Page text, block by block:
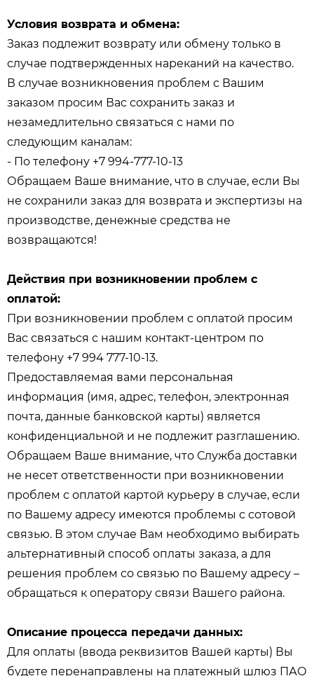
Условия возврата и обмена:
Заказ подлежит возврату или обмену только в
случае подтвержденных нареканий на качество.
В случае возникновения проблем с Вашим
заказом просим Вас сохранить заказ и
незамедлительно связаться с нами по
следующим каналам:
- По телефону +7 994-777-10-13
Обращаем Ваше внимание, что в случае, если Вы
не сохранили заказ для возврата и экспертизы на
производстве, денежные средства не
возвращаются!
Действия при возникновении проблем с
оплатой:
При возникновении проблем с оплатой просим
Вас связаться с нашим контакт-центром по
телефону +7 994 777-10-13.
Предоставляемая вами персональная
информация (имя, адрес, телефон, электронная
почта, данные банковской карты) является
конфиденциальной и не подлежит разглашению.
Обращаем Ваше внимание, что Служба доставки
не несет ответственности при возникновении
проблем с оплатой картой курьеру в случае, если
по Вашему адресу имеются проблемы с сотовой
связью. В этом случае Вам необходимо выбирать
альтернативный способ оплаты заказа, а для
решения проблем со связью по Вашему адресу –
обращаться к оператору связи Вашего района.
Описание процесса передачи данных:
Для оплаты (ввода реквизитов Вашей карты) Вы
будете перенаправлены на платежный шлюз ПАО